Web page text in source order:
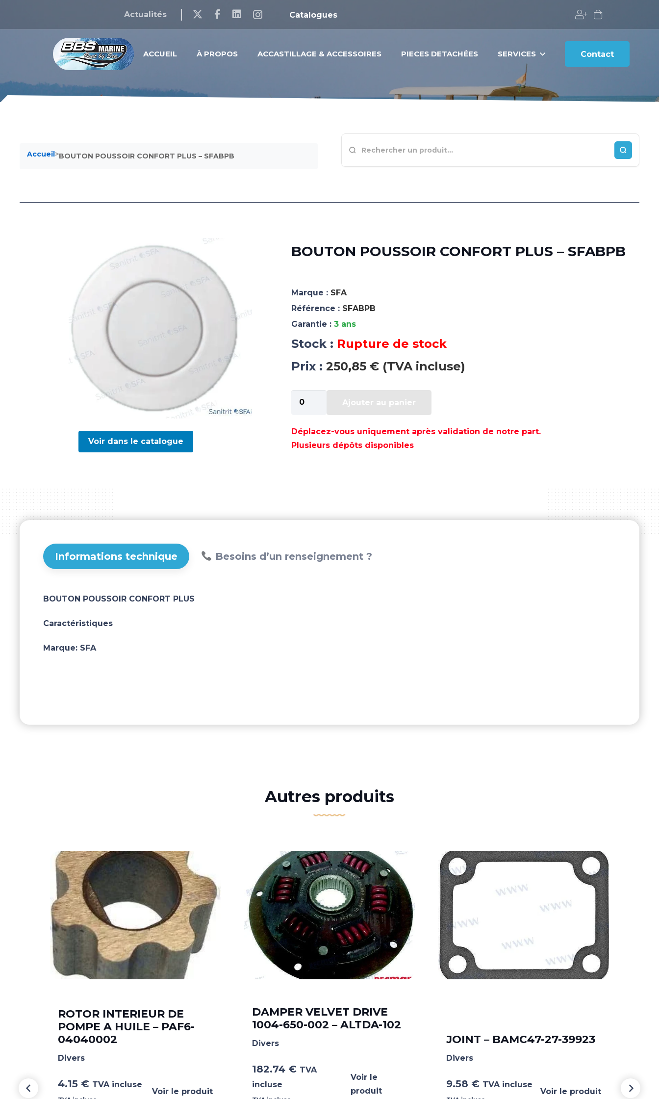
Actualités Catalogues
ACCUEIL À PROPOS ACCASTILLAGE & ACCESSOIRES PIECES DETACHÉES SERVICES Contact
Accueil>BOUTON POUSSOIR CONFORT PLUS – SFABPB
Voir dans le catalogue
BOUTON POUSSOIR CONFORT PLUS – SFABPB
Marque : SFA
Référence : SFABPB
Garantie : 3 ans
Stock : Rupture de stock
Prix : 250,85 € (TVA incluse)
de
POUSSOIR
CONFORT
Ajouter au panier
Déplacez-vous uniquement après validation de notre part.
Plusieurs dépôts disponibles
Informations technique Besoins d’un renseignement ?
BOUTON POUSSOIR CONFORT PLUS
Caractéristiques
Marque: SFA
Autres produits
ROTOR INTERIEUR DE
POMPE A HUILE – PAF6-
04040002
Divers
4.15 € TVA incluse
Voir le produit
DAMPER VELVET DRIVE
1004-650-002 – ALTDA-102
Divers
182.74 € TVA
incluse
Voir le
produit
JOINT – BAMC47-27-39923
Divers
9.58 € TVA incluse
Voir le produit